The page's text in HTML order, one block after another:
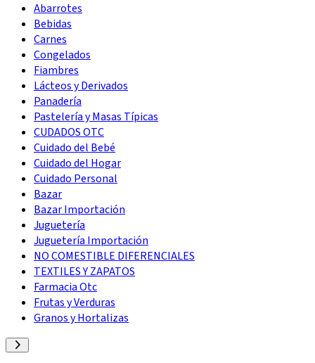
Abarrotes
Bebidas
Carnes
Congelados
Fiambres
Lácteos y Derivados
Panadería
Pastelería y Masas Típicas
CUDADOS OTC
Cuidado del Bebé
Cuidado del Hogar
Cuidado Personal
Bazar
Bazar Importación
Juguetería
Juguetería Importación
NO COMESTIBLE DIFERENCIALES
TEXTILES Y ZAPATOS
Farmacia Otc
Frutas y Verduras
Granos y Hortalizas